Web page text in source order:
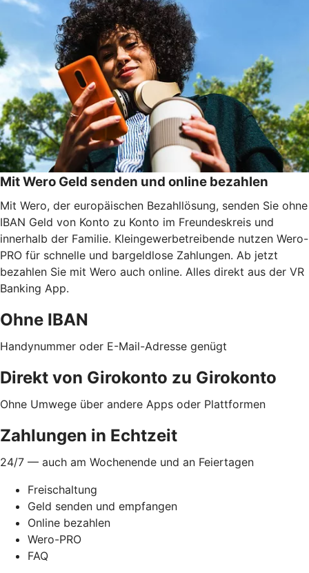
Mit Wero Geld senden und online bezahlen
Mit Wero, der europäischen Bezahllösung, senden Sie ohne
IBAN Geld von Konto zu Konto im Freundeskreis und
innerhalb der Familie. Kleingewerbetreibende nutzen Wero-
PRO für schnelle und bargeldlose Zahlungen. Ab jetzt
bezahlen Sie mit Wero auch online. Alles direkt aus der VR
Banking App.
Ohne IBAN
Handynummer oder E-Mail-Adresse genügt
Direkt von Girokonto zu Girokonto
Ohne Umwege über andere Apps oder Plattformen
Zahlungen in Echtzeit
24/7 — auch am Wochenende und an Feiertagen
Freischaltung
Geld senden und empfangen
Online bezahlen
Wero-PRO
FAQ